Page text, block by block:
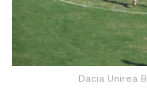
Dacia Unirea